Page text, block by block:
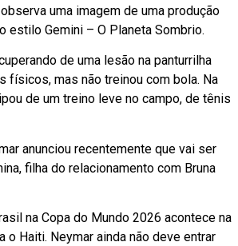
uma imagem de uma produção
estilo Gemini – O Planeta Sombrio.
de uma lesão na panturrilha
físicos, mas não treinou com bola. Na
de um treino leve no campo, de tênis
anunciou recentemente que vai ser
filha do relacionamento com Bruna
na Copa do Mundo 2026 acontece na
o Haiti. Neymar ainda não deve entrar